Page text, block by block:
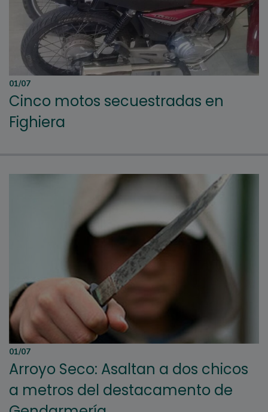
01/07
Cinco motos secuestradas en
Fighiera
01/07
Arroyo Seco: Asaltan a dos chicos
a metros del destacamento de